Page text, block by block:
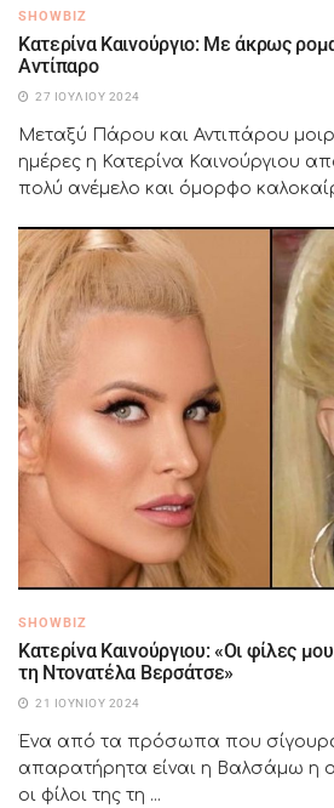
SHOWBIZ
Κατερίνα Καινούργιο: Με άκρως
Αντίπαρο
27 ΙΟΥΛΊΟΥ 2024
Μεταξύ Πάρου και Αντιπάρου
ημέρες η Κατερίνα Καινούργιου
πολύ ανέμελο και όμορφο
SHOWBIZ
Κατερίνα Καινούργιου: «Οι φίλες
τη Ντονατέλα Βερσάτσε»
21 ΙΟΥΝΊΟΥ 2024
Ένα από τα πρόσωπα που
απαρατήρητα είναι η Βαλσάμω η
οι φίλοι της τη ...